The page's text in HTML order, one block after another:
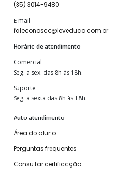
(35) 3014-9480
E-mail
faleconosco@leveduca.com.br
Horário de atendimento
Comercial
Seg. a sex. das 8h às 18h.
Suporte
Seg. a sexta das 8h às 18h.
Auto atendimento
Área do aluno
Perguntas frequentes
Consultar certificação